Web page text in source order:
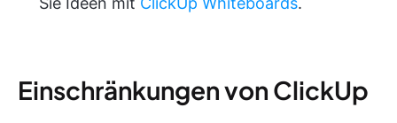
Einschränkungen von ClickUp